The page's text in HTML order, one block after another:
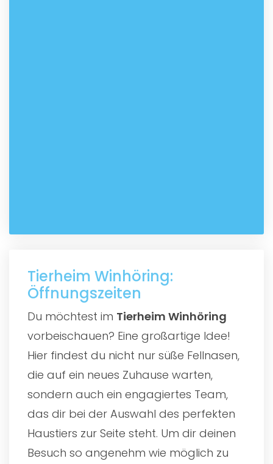
Tierheim Winhöring:
Öffnungszeiten
Du möchtest im Tierheim Winhöring
vorbeischauen? Eine großartige Idee!
Hier findest du nicht nur süße Fellnasen,
die auf ein neues Zuhause warten,
sondern auch ein engagiertes Team,
das dir bei der Auswahl des perfekten
Haustiers zur Seite steht. Um dir deinen
Besuch so angenehm wie möglich zu